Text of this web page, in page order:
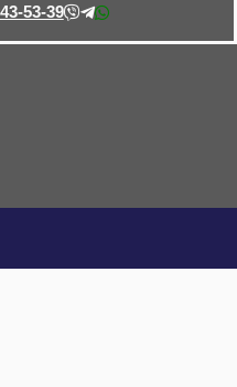
53-39